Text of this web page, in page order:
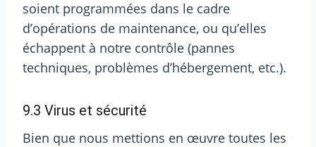
soient programmées dans le cadre
d’opérations de maintenance, ou qu’elles
échappent à notre contrôle (pannes
techniques, problèmes d’hébergement, etc.).
9.3 Virus et sécurité
Bien que nous mettions en œuvre toutes les